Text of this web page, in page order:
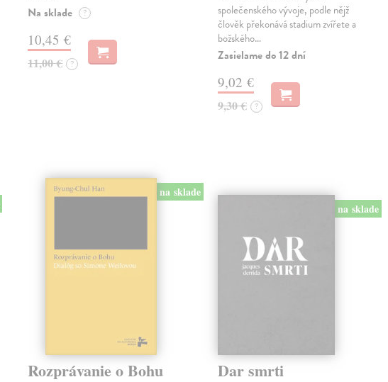
Na sklade ?
10,45 €
11,00 € ?
společenského vývoje, podle nějž
člověk překonává stadium zvířete a
božského…
Zasielame do 12 dní
9,02 €
9,30 € ?
na sklade
Rozprávanie o Bohu
na sklade
Dar smrti